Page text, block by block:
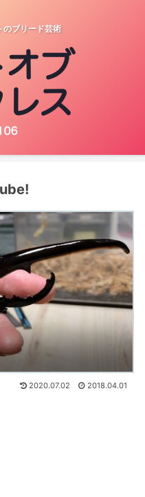
のブリード芸術
2020.07.02 2018.04.01